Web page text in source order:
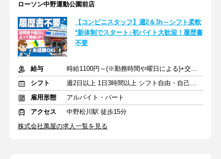
ローソン中野運動公園前店
【コンビニスタッフ】週2＆3h～シフト柔軟
*新体制でスタート♪初バイト大歓迎！履歴書
不要
給与
時給1100円～(※勤務時間や曜日による)+交通費
シフト
週2日以上 1日3時間以上 シフト自由・自己申告
雇用形態
アルバイト・パート
アクセス
中野松川駅 徒歩15分
株式会社萬屋の求人一覧を見る